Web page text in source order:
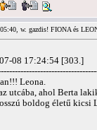
w. gazdis! FIONA és
08 17:24:54 [303.]
Leona.
utcába, ahol Berta
boldog életű kicsi